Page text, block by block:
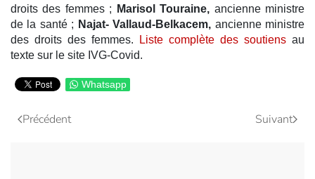
droits des femmes ;
Marisol Touraine, ancienne ministre
de la santé ; Najat- Vallaud-Belkacem, ancienne ministre
des droits des femmes.
Liste complète des soutiens au
texte sur le site IVG-Covid.
Whatsapp
Précédent Suivant